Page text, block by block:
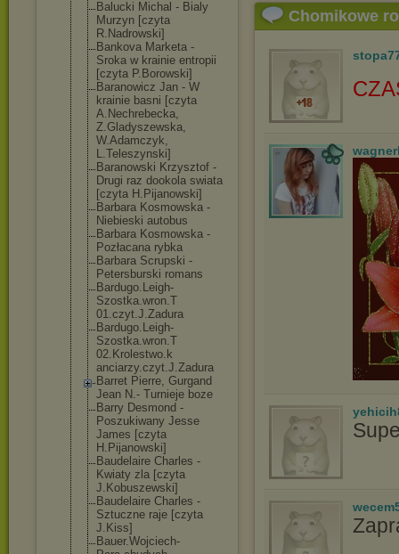
Balucki Michal - Bialy
Murzyn [czyta
R.Nadrowski]
Bankova Marketa -
Sroka w krainie entropii
[czyta P.Borowski]
Baranowicz Jan - W
krainie basni [czyta
A.Nechrebecka,
Z.Gladyszewska,
W.Adamczyk,
L.Teleszynski]
Baranowski Krzysztof -
Drugi raz dookola swiata
[czyta H.Pijanowski]
Barbara Kosmowska -
Niebieski autobus
Barbara Kosmowska -
Pozłacana rybka
Barbara Scrupski -
Petersburski romans
Bardugo.Leigh-
Szostka.wron.T
01.czyt.J.Zadura
Bardugo.Leigh-
Szostka.wron.T
02.Krolestwo.k
anciarzy.czyt.J.Zadura
Barret Pierre, Gurgand
Jean N.- Turnieje boze
Barry Desmond -
Poszukiwany Jesse
James [czyta
H.Pijanowski]
Baudelaire Charles -
Kwiaty zla [czyta
J.Kobuszewski]
Baudelaire Charles -
Sztuczne raje [czyta
J.Kiss]
Bauer.Wojciech-
Chomikowe